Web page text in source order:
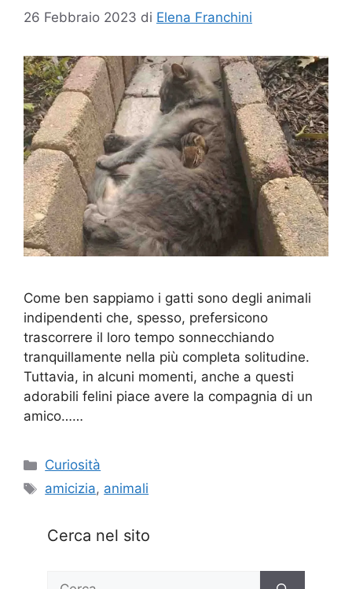
26 Febbraio 2023 di Elena Franchini
Come ben sappiamo i gatti sono degli animali
indipendenti che, spesso, prefersicono
trascorrere il loro tempo sonnecchiando
tranquillamente nella più completa solitudine.
Tuttavia, in alcuni momenti, anche a questi
adorabili felini piace avere la compagnia di un
amico……
Categorie
Curiosità
Tag
amicizia, animali
Cerca nel sito
Ricerca